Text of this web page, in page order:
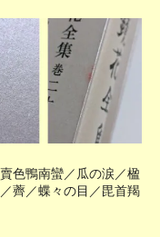
色鴨南蠻／瓜の涙／楹
薺／蝶々の目／毘首羯